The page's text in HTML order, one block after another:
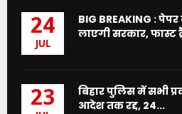
24
JUL
BIG BREAKING :
लाएगी सरकार, फास्ट
23
बिहार पुलिस में सभी
आदेश तक रद्द, 24...